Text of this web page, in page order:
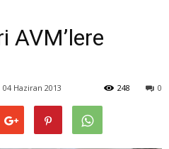
Gazetesi
AVM’lere
04 Haziran 2013 0
248